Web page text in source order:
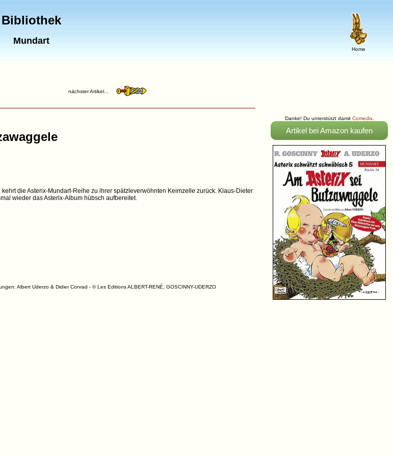
Home
Bibliothek
Mundart
nächster Artikel...
die Asterix-Mundart-Reihe zu ihrer spätzleverwöhnten Keimzelle zurück. Klaus-Dieter
wieder das Asterix-Album hübsch aufbereitet.
Danke! Du unterstützt damit Comedix.
Artikel bei Amazon kaufen
Albert Uderzo & Didier Conrad - © Les Editions ALBERT-RENÉ, GOSCINNY-UDERZO